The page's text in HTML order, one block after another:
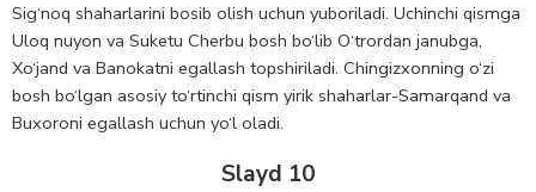
Sig‘noq shaharlarini bosib olish uchun yuboriladi. Uchinchi qismga
Uloq nuyon va Suketu Cherbu bosh bo‘lib O‘trordan janubga,
Xo‘jand va Banokatni egallash topshiriladi. Chingizxonning o‘zi
bosh bo‘lgan asosiy to‘rtinchi qism yirik shaharlar-Samarqand va
Buxoroni egallash uchun yo‘l oladi.
Slayd 10